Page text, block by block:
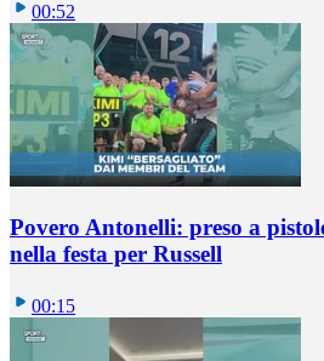
00:52
Povero Antonelli: preso a
nella festa per Russell
00:15